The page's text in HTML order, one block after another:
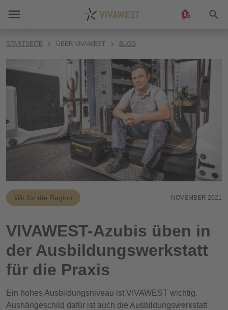
STARTSEITE ÜBER VIVAWEST BLOG
Wir für die Region NOVEMBER 2021
VIVAWEST-Azubis üben in
der Ausbildungswerkstatt
für die Praxis
Ein hohes Ausbildungsniveau ist VIVAWEST wichtig.
Aushängeschild dafür ist auch die Ausbildungswerkstatt